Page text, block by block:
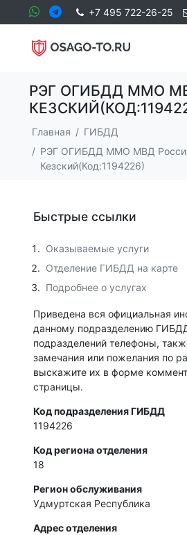
+7 495 722-26-25
РЭГ ОГИБДД ММО
Главная
ГИБДД
РЭГ ОГИБДД ММО МВД
Кезский(Код:1194226)
Быстрые ссылки
Оказываемые услуги
Отделение ГИБДД на карте
Подробнее о услугах
Приведена вся официальная
данному подразделению
подразделений телефоны,
замечания или пожелания по
выскажите их в форме
страницы.
Код подразделения ГИБДД
1194226
Код региона отделения
18
Регион обслуживания
Удмуртская Республика
Адрес отделения